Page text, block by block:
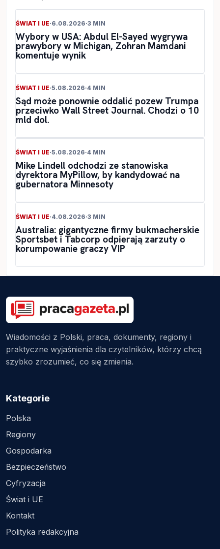
ŚWIAT I UE·6.08.2026·3 MIN
Wybory w USA: Abdul El-Sayed wygrywa
prawybory w Michigan, Zohran Mamdani
komentuje wynik
ŚWIAT I UE·5.08.2026·4 MIN
Sąd może ponownie oddalić pozew Trumpa
przeciwko Wall Street Journal. Chodzi o 10
mld dol.
ŚWIAT I UE·5.08.2026·4 MIN
Mike Lindell odchodzi ze stanowiska
dyrektora MyPillow, by kandydować na
gubernatora Minnesoty
ŚWIAT I UE·4.08.2026·3 MIN
Australia: gigantyczne firmy bukmacherskie
Sportsbet i Tabcorp odpierają zarzuty o
korumpowanie graczy VIP
Wiadomości z Polski, praca, dokumenty, regiony i
praktyczne wyjaśnienia dla czytelników, którzy chcą
szybko zrozumieć, co się zmienia.
Kategorie
Polska
Regiony
Gospodarka
Bezpieczeństwo
Cyfryzacja
Świat i UE
Kontakt
Polityka redakcyjna